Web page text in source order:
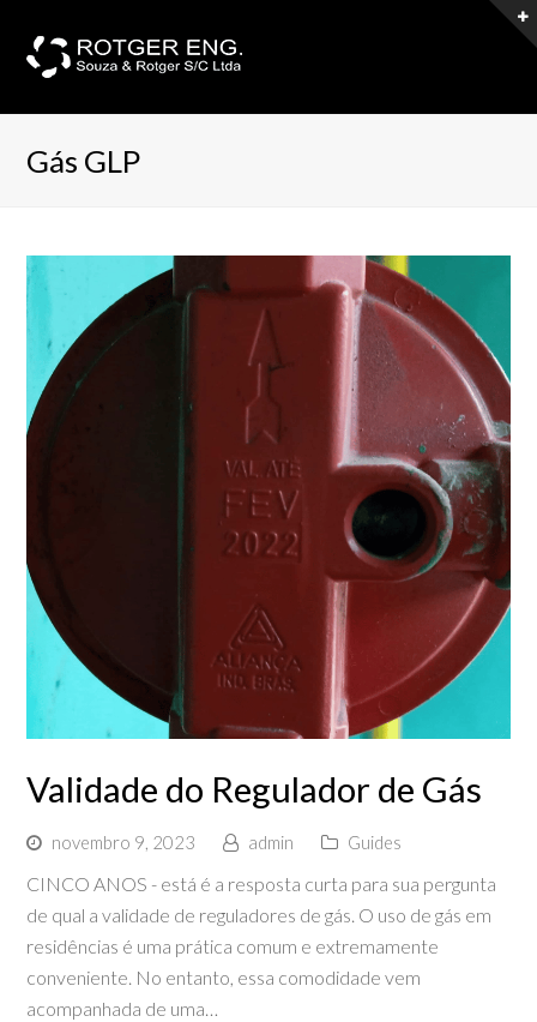
Gás GLP
Validade do Regulador de Gás
novembro 9, 2023 admin Guides
CINCO ANOS - está é a resposta curta para sua pergunta
de qual a validade de reguladores de gás. O uso de gás em
residências é uma prática comum e extremamente
conveniente. No entanto, essa comodidade vem
acompanhada de uma…